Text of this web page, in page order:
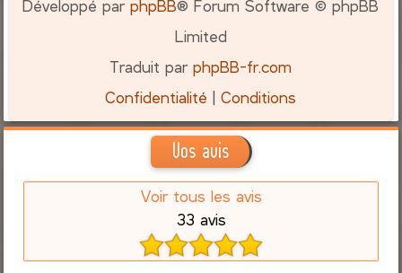
Développé parphpBB® Forum Software © phpBB
Limited
Traduit parphpBB-fr.com
Confidentialité |Conditions
Vos avis
Voir tous les avis
33 avis